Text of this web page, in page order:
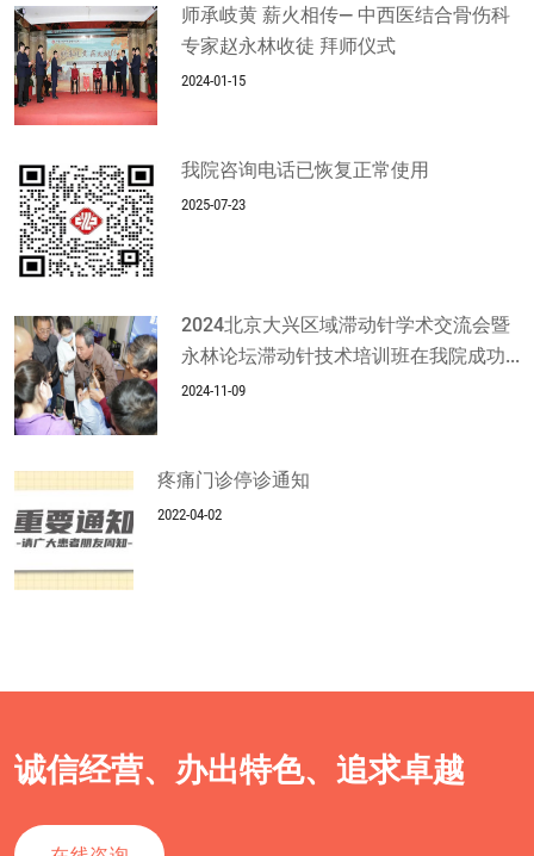
师承岐黄 薪火相传— 中西医结合骨伤科
专家赵永林收徒 拜师仪式
2024-01-15
我院咨询电话已恢复正常使用
2025-07-23
2024北京大兴区域滞动针学术交流会暨
永林论坛滞动针技术培训班在我院成功...
2024-11-09
疼痛门诊停诊通知
2022-04-02
诚信经营、办出特色、追求卓越